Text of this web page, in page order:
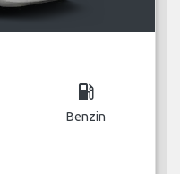
local_gas_station
Benzin